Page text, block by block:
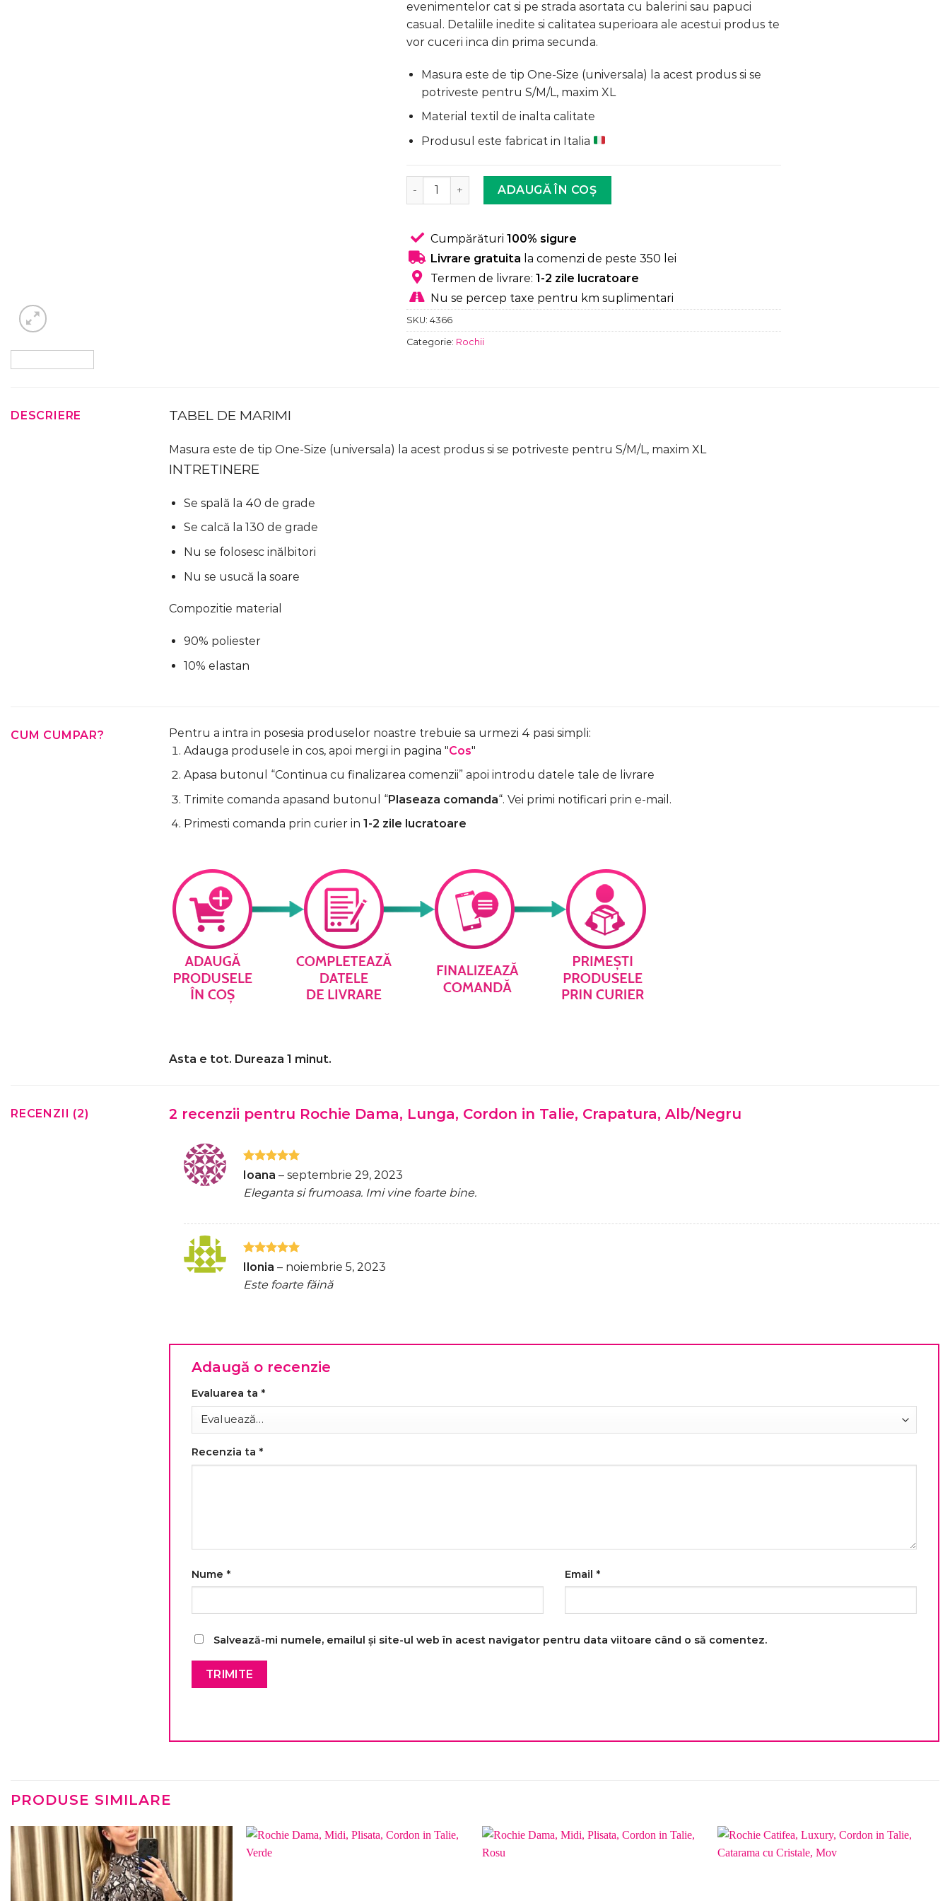
la clienți
fost:
219,99 lei.
124,99 lei.
evenimentelor cat si pe strada asortata cu balerini sau papuci
casual. Detaliile inedite si calitatea superioara ale acestui produs te
vor cuceri inca din prima secunda.
Masura este de tip One-Size (universala) la acest produs si se
potriveste pentru S/M/L, maxim XL
Material textil de inalta calitate
Produsul este fabricat in Italia
Cantitate Rochie Dama, Lunga, Cordon in Talie, Crapatura, Alb/Negru
ADAUGĂ ÎN COȘ
Cumpărături 100% sigure
Livrare gratuita la comenzi de peste 350 lei
Termen de livrare: 1-2 zile lucratoare
Nu se percep taxe pentru km suplimentari
SKU: 4366
Categorie: Rochii
DESCRIERE TABEL DE MARIMI
Masura este de tip One-Size (universala) la acest produs si se potriveste pentru S/M/L, maxim XL
INTRETINERE
Se spală la 40 de grade
Se calcă la 130 de grade
Nu se folosesc inălbitori
Nu se usucă la soare
Compozitie material
90% poliester
10% elastan
CUM CUMPAR?
Pentru a intra in posesia produselor noastre trebuie sa urmezi 4 pasi simpli:
Adauga produsele in cos, apoi mergi in pagina "Cos"
Apasa butonul “Continua cu finalizarea comenzii” apoi introdu datele tale de livrare
Trimite comanda apasand butonul “Plaseaza comanda“. Vei primi notificari prin e-mail.
Primesti comanda prin curier in 1-2 zile lucratoare
Asta e tot. Dureaza 1 minut.
RECENZII (2) 2 recenzii pentru Rochie Dama, Lunga, Cordon in Talie, Crapatura, Alb/Negru
Evaluat la
Ioana – septembrie 29, 2023
Eleganta si frumoasa. Imi vine foarte bine.
Evaluat la
Ilonia – noiembrie 5, 2023
Este foarte făină
Adaugă o recenzie
Evaluarea ta *
Recenzia ta *
Nume * Email *
Salvează-mi numele, emailul și site-ul web în acest navigator pentru data viitoare când o să comentez.
PRODUSE SIMILARE